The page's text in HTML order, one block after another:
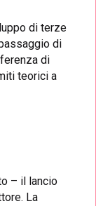
di terze
di
di
teorici a
– il lancio
La